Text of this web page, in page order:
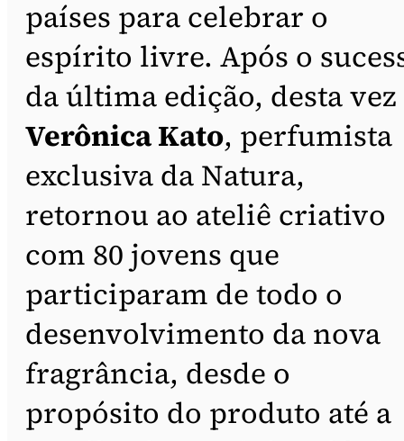
países para celebrar o
espírito livre. Após o
da última edição, desta vez
Verônica Kato, perfumista
exclusiva da Natura,
retornou ao ateliê criativo
com 80 jovens que
participaram de todo o
desenvolvimento da nova
fragrância, desde o
propósito do produto até a